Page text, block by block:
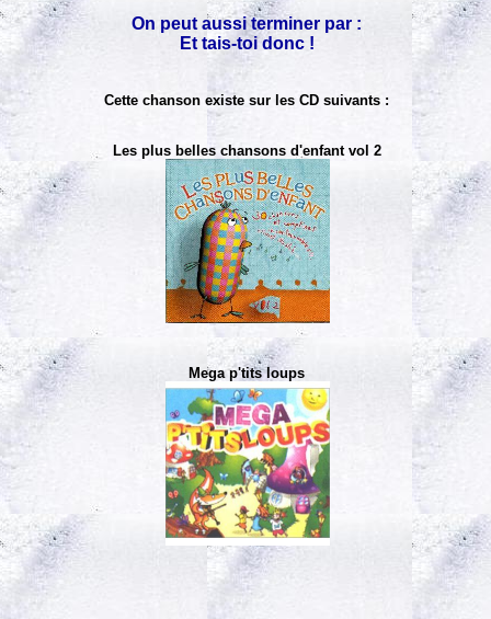
On peut aussi terminer par :
Et tais-toi donc !
Cette chanson existe sur les CD suivants :
Les plus belles chansons d'enfant vol 2
Mega p'tits loups